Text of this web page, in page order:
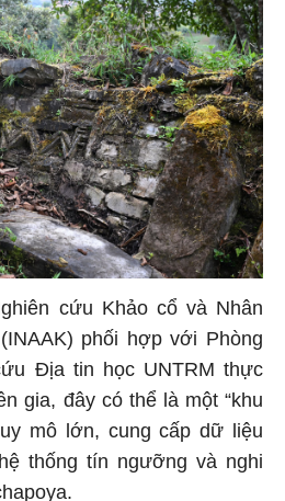
cứu Khảo cổ và Nhân
phối hợp với Phòng
Địa tin học UNTRM thực
gia, đây có thể là một “khu
mô lớn, cung cấp dữ liệu
thống tín ngưỡng và nghi